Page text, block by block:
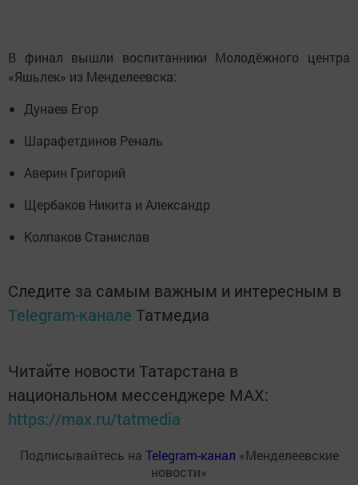
В финал вышли воспитанники Молодёжного центра
«Яшьлек» из Менделеевска:
Дунаев Егор
Шарафетдинов Реналь
Аверин Григорий
Щербаков Никита и Александр
Колпаков Станислав
Следите за самым важным и интересным в
Telegram-канале Татмедиа
Читайте новости Татарстана в
национальном мессенджере MАХ:
https://max.ru/tatmedia
Подписывайтесь на Telegram-канал «Менделеевские
новости»